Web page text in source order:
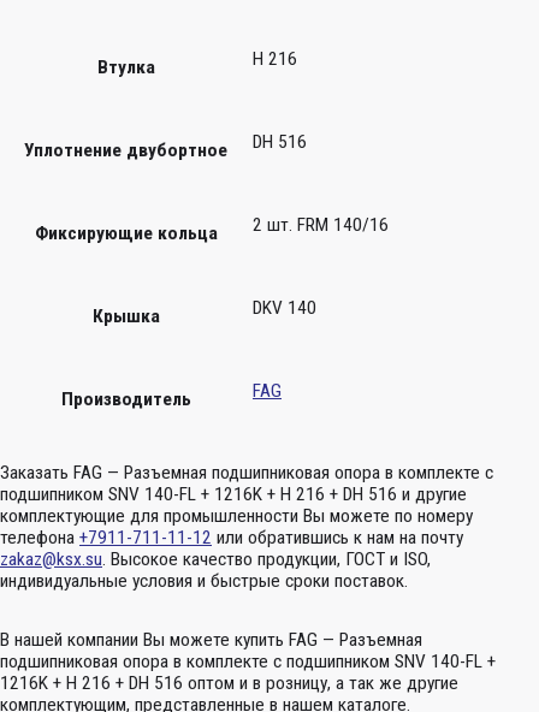
Втулка H 216
Уплотнение двубортное DH 516
Фиксирующие кольца 2 шт. FRM 140/16
Крышка DKV 140
Производитель FAG
Заказать FAG — Разъемная подшипниковая опора в комплекте с
подшипником SNV 140-FL + 1216K + H 216 + DH 516 и другие
комплектующие для промышленности Вы можете по номеру
телефона +7911-711-11-12 или обратившись к нам на почту
zakaz@ksx.su. Высокое качество продукции, ГОСТ и ISO,
индивидуальные условия и быстрые сроки поставок.
В нашей компании Вы можете купить FAG — Разъемная
подшипниковая опора в комплекте с подшипником SNV 140-FL +
1216K + H 216 + DH 516 оптом и в розницу, а так же другие
комплектующим, представленные в нашем каталоге.